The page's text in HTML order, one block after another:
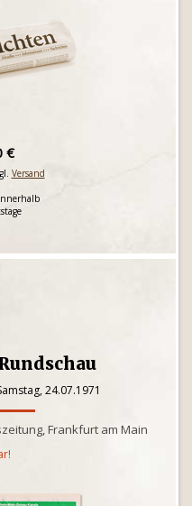
€
Versand
24.07.1971
Frankfurt am Main